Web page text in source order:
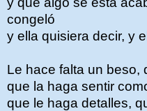
congeló
y ella quisiera decir, y
Le hace falta un beso,
que la haga sentir
que le haga detalles,